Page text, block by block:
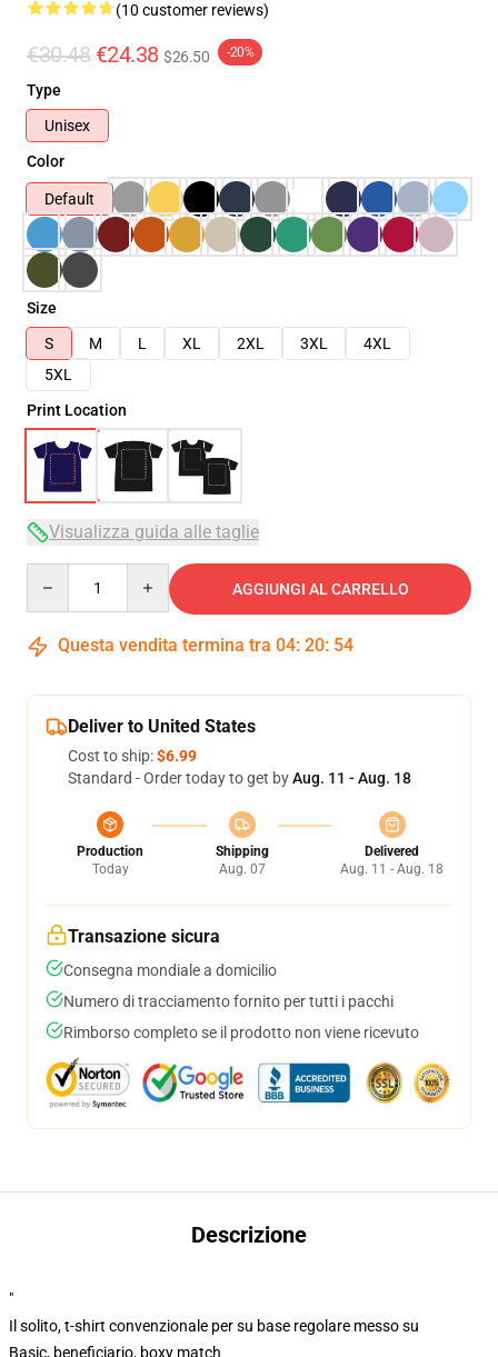
(10 customer reviews)
€30.48 €24.38 $26.50 -20%
Type
Unisex
Color
Default
Size
S
M L XL 2XL 3XL
4XL
5XL
Print Location
Visualizza guida alle taglie
AGGIUNGI AL CARRELLO
Questa vendita termina tra 04: 20: 54
Deliver to United States
Cost to ship:$6.99
Standard - Order today to get byAug. 11 - Aug. 18
Production
Today
Shipping
Aug. 07
Delivered
Aug. 11 - Aug. 18
Transazione sicura
Consegna mondiale a domicilio
Numero di tracciamento fornito per tutti i pacchi
Rimborso completo se il prodotto non viene ricevuto
Descrizione
"
Il solito, t-shirt convenzionale per su base regolare messo su
Basic, beneficiario, boxy match